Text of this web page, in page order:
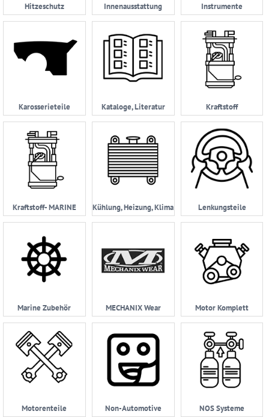
962114
Hitzeschutz Innenausstattung Instrumente
Karosserieteile Kataloge, Literatur Kraftstoff
Kraftstoff- MARINE Kühlung, Heizung, Klima Lenkungsteile
Marine Zubehör MECHANIX Wear Motor Komplett
Motorenteile Non-Automotive NOS Systeme